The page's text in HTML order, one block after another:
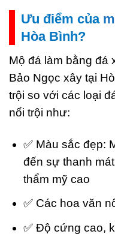
Ưu điểm của
Hòa Bình?
Mộ đá làm bằng đá
Bảo Ngọc xây tại
trội so với các loại
nổi trội như:
✅ Màu sắc đẹp:
đến sự thanh
thẩm mỹ cao
✅ Các hoa văn
✅ Độ cứng cao,